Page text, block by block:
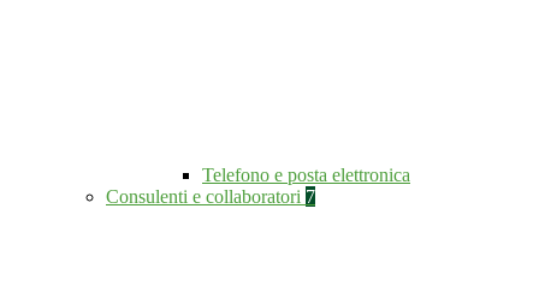
Telefono e posta elettronica
Consulenti e collaboratori 7